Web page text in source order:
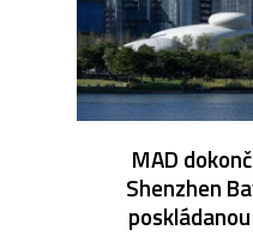
MAD
Shenzhen